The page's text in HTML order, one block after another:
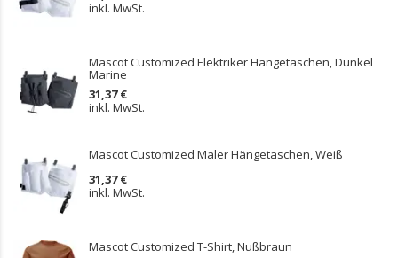
inkl. MwSt.
Mascot Customized Elektriker Hängetaschen, Dunkel
Marine
31,37 €
inkl. MwSt.
Mascot Customized Maler Hängetaschen, Weiß
31,37 €
inkl. MwSt.
Mascot Customized T-Shirt, Nußbraun